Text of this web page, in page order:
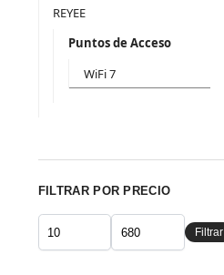
REYEE
Puntos de Acceso
WiFi 7
FILTRAR POR PRECIO
Filtrar